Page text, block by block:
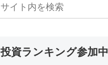
投資ランキング参加中